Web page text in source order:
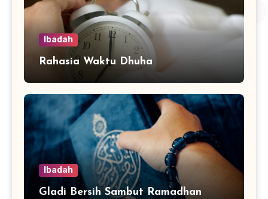
Ibadah
Rahasia Waktu Dhuha
Ibadah
Gladi Bersih Sambut Ramadhan